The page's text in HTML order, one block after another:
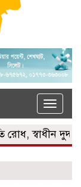
Toggle
স্বাধীন দুদক ও